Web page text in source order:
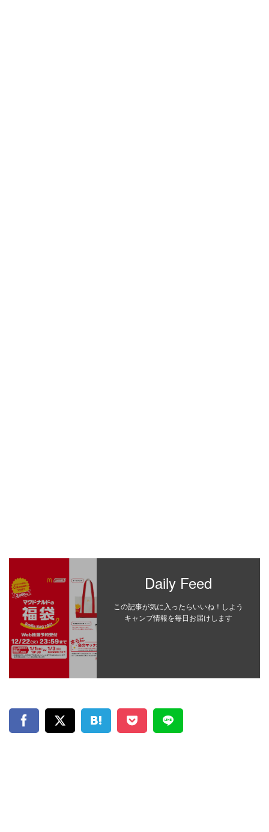
Daily Feed
この記事が気に入ったらいいね！しよう
キャンプ情報を毎日お届けします